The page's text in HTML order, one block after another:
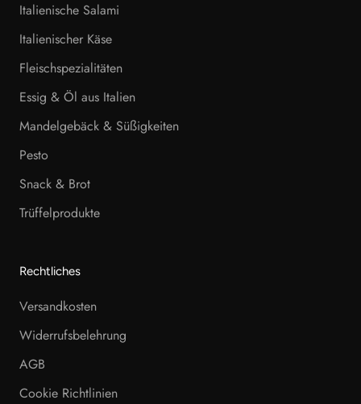
Italienische Salami
Italienischer Käse
Fleischspezialitäten
Essig & Öl aus Italien
Mandelgebäck & Süßigkeiten
Pesto
Snack & Brot
Trüffelprodukte
Rechtliches
Versandkosten
Widerrufsbelehrung
AGB
Cookie Richtlinien